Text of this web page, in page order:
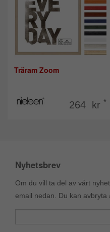
Träram Zoom
264 kr *
Nyhetsbrev
Om du vill ta del av vårt
email nedan. Du kan